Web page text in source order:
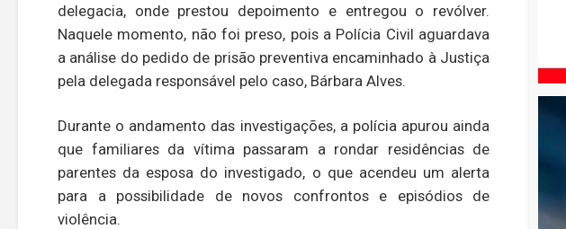
delegacia, onde prestou depoimento e entregou o revólver.
Naquele momento, não foi preso, pois a Polícia Civil aguardava
a análise do pedido de prisão preventiva encaminhado à Justiça
pela delegada responsável pelo caso, Bárbara Alves.
Durante o andamento das investigações, a polícia apurou ainda
que familiares da vítima passaram a rondar residências de
parentes da esposa do investigado, o que acendeu um alerta
para a possibilidade de novos confrontos e episódios de
violência.